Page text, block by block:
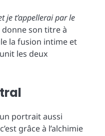
je t’appellerai par le
son titre à
la fusion intime et
les deux
portrait aussi
grâce à l’alchimie